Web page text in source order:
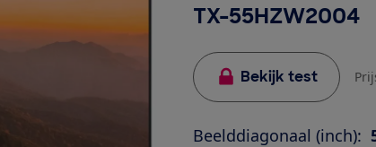
TX-55HZW2004
Bekijk test
Beelddiagonaal (inch):